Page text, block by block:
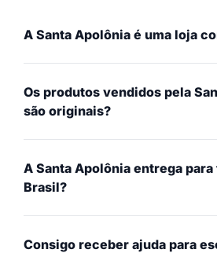
A Santa Apolônia é uma loja
Os produtos vendidos pela
são originais?
A Santa Apolônia entrega para
Brasil?
Consigo receber ajuda para